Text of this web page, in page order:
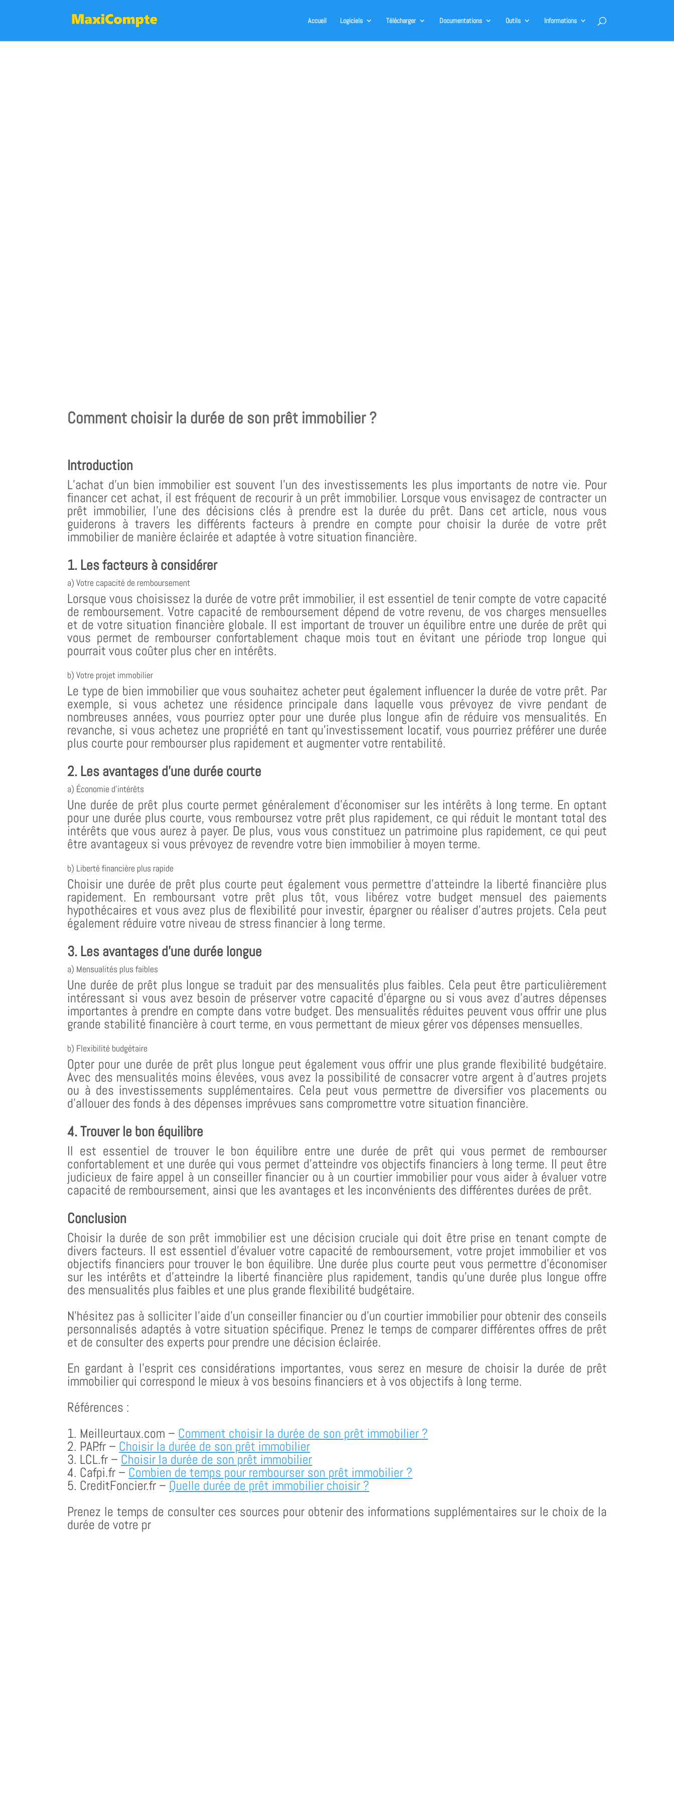
Accueil Logiciels Télécharger Documentations Outils Informations
Comment choisir la durée de son prêt immobilier ?
Introduction
L’achat d’un bien immobilier est souvent l’un des investissements les plus importants de notre vie. Pour
financer cet achat, il est fréquent de recourir à un prêt immobilier. Lorsque vous envisagez de contracter un
prêt immobilier, l’une des décisions clés à prendre est la durée du prêt. Dans cet article, nous vous
guiderons à travers les différents facteurs à prendre en compte pour choisir la durée de votre prêt
immobilier de manière éclairée et adaptée à votre situation financière.
1. Les facteurs à considérer
a) Votre capacité de remboursement
Lorsque vous choisissez la durée de votre prêt immobilier, il est essentiel de tenir compte de votre capacité
de remboursement. Votre capacité de remboursement dépend de votre revenu, de vos charges mensuelles
et de votre situation financière globale. Il est important de trouver un équilibre entre une durée de prêt qui
vous permet de rembourser confortablement chaque mois tout en évitant une période trop longue qui
pourrait vous coûter plus cher en intérêts.
b) Votre projet immobilier
Le type de bien immobilier que vous souhaitez acheter peut également influencer la durée de votre prêt. Par
exemple, si vous achetez une résidence principale dans laquelle vous prévoyez de vivre pendant de
nombreuses années, vous pourriez opter pour une durée plus longue afin de réduire vos mensualités. En
revanche, si vous achetez une propriété en tant qu’investissement locatif, vous pourriez préférer une durée
plus courte pour rembourser plus rapidement et augmenter votre rentabilité.
2. Les avantages d’une durée courte
a) Économie d’intérêts
Une durée de prêt plus courte permet généralement d’économiser sur les intérêts à long terme. En optant
pour une durée plus courte, vous remboursez votre prêt plus rapidement, ce qui réduit le montant total des
intérêts que vous aurez à payer. De plus, vous vous constituez un patrimoine plus rapidement, ce qui peut
être avantageux si vous prévoyez de revendre votre bien immobilier à moyen terme.
b) Liberté financière plus rapide
Choisir une durée de prêt plus courte peut également vous permettre d’atteindre la liberté financière plus
rapidement. En remboursant votre prêt plus tôt, vous libérez votre budget mensuel des paiements
hypothécaires et vous avez plus de flexibilité pour investir, épargner ou réaliser d’autres projets. Cela peut
également réduire votre niveau de stress financier à long terme.
3. Les avantages d’une durée longue
a) Mensualités plus faibles
Une durée de prêt plus longue se traduit par des mensualités plus faibles. Cela peut être particulièrement
intéressant si vous avez besoin de préserver votre capacité d’épargne ou si vous avez d’autres dépenses
importantes à prendre en compte dans votre budget. Des mensualités réduites peuvent vous offrir une plus
grande stabilité financière à court terme, en vous permettant de mieux gérer vos dépenses mensuelles.
b) Flexibilité budgétaire
Opter pour une durée de prêt plus longue peut également vous offrir une plus grande flexibilité budgétaire.
Avec des mensualités moins élevées, vous avez la possibilité de consacrer votre argent à d’autres projets
ou à des investissements supplémentaires. Cela peut vous permettre de diversifier vos placements ou
d’allouer des fonds à des dépenses imprévues sans compromettre votre situation financière.
4. Trouver le bon équilibre
Il est essentiel de trouver le bon équilibre entre une durée de prêt qui vous permet de rembourser
confortablement et une durée qui vous permet d’atteindre vos objectifs financiers à long terme. Il peut être
judicieux de faire appel à un conseiller financier ou à un courtier immobilier pour vous aider à évaluer votre
capacité de remboursement, ainsi que les avantages et les inconvénients des différentes durées de prêt.
Conclusion
Choisir la durée de son prêt immobilier est une décision cruciale qui doit être prise en tenant compte de
divers facteurs. Il est essentiel d’évaluer votre capacité de remboursement, votre projet immobilier et vos
objectifs financiers pour trouver le bon équilibre. Une durée plus courte peut vous permettre d’économiser
sur les intérêts et d’atteindre la liberté financière plus rapidement, tandis qu’une durée plus longue offre
des mensualités plus faibles et une plus grande flexibilité budgétaire.
N’hésitez pas à solliciter l’aide d’un conseiller financier ou d’un courtier immobilier pour obtenir des conseils
personnalisés adaptés à votre situation spécifique. Prenez le temps de comparer différentes offres de prêt
et de consulter des experts pour prendre une décision éclairée.
En gardant à l’esprit ces considérations importantes, vous serez en mesure de choisir la durée de prêt
immobilier qui correspond le mieux à vos besoins financiers et à vos objectifs à long terme.
Références :
1. Meilleurtaux.com – Comment choisir la durée de son prêt immobilier ?
2. PAP.fr – Choisir la durée de son prêt immobilier
3. LCL.fr – Choisir la durée de son prêt immobilier
4. Cafpi.fr – Combien de temps pour rembourser son prêt immobilier ?
5. CreditFoncier.fr – Quelle durée de prêt immobilier choisir ?
Prenez le temps de consulter ces sources pour obtenir des informations supplémentaires sur le choix de la
durée de votre pr